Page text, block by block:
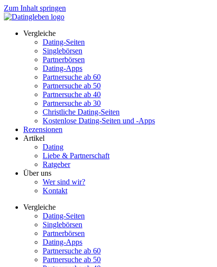
Zum Inhalt springen
Vergleiche
Dating-Seiten
Singlebörsen
Partnerbörsen
Dating-Apps
Partnersuche ab 60
Partnersuche ab 50
Partnersuche ab 40
Partnersuche ab 30
Christliche Dating-Seiten
Kostenlose Dating-Seiten und -Apps
Rezensionen
Artikel
Dating
Liebe & Partnerschaft
Ratgeber
Über uns
Wer sind wir?
Kontakt
Vergleiche
Dating-Seiten
Singlebörsen
Partnerbörsen
Dating-Apps
Partnersuche ab 60
Partnersuche ab 50